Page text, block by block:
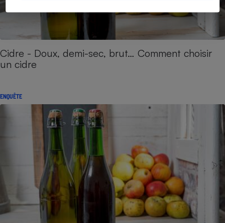
Cidre - Doux, demi-sec, brut… Comment choisir
un cidre
ENQUÊTE